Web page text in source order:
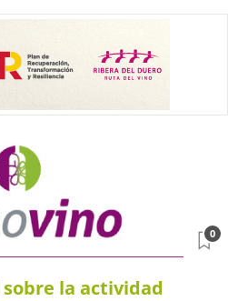
la actividad
0